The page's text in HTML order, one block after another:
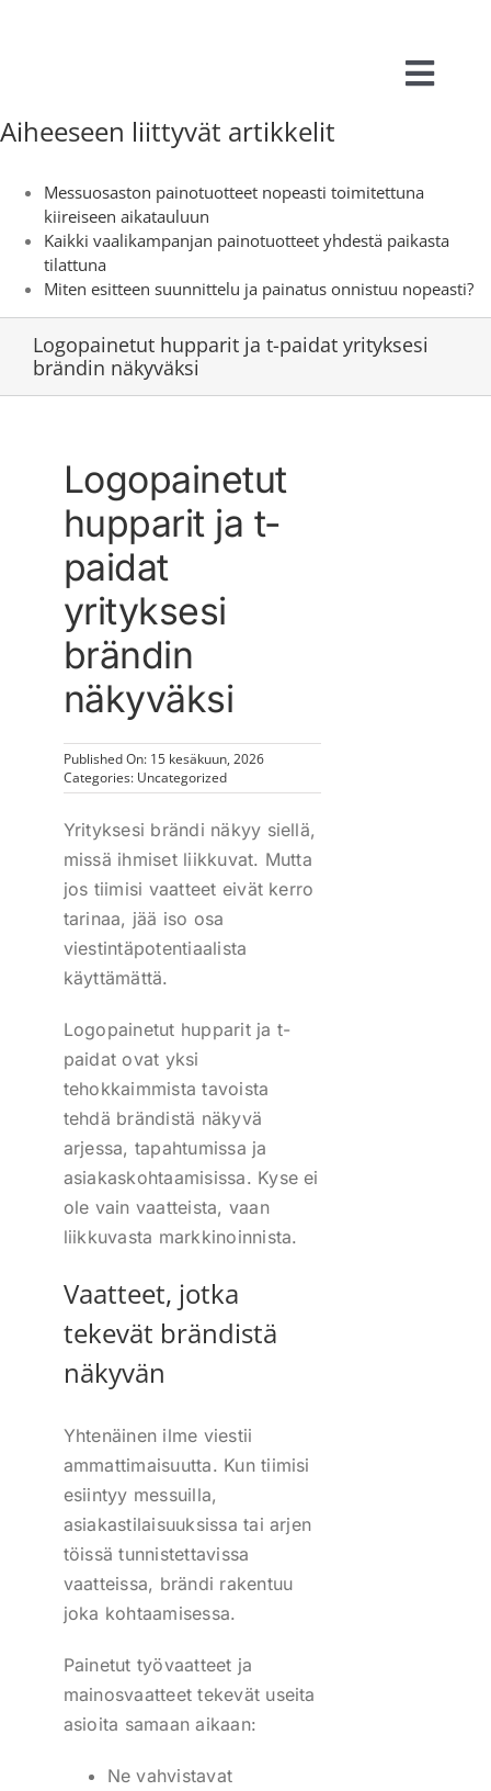
TUOTTEET
AINEISTO-
Aiheeseen liittyvät artikkelit
Messuosaston painotuotteet nopeasti toimitettuna
kiireiseen aikatauluun
Kaikki vaalikampanjan painotuotteet yhdestä paikasta
tilattuna
Miten esitteen suunnittelu ja painatus onnistuu nopeasti?
Logopainetut hupparit ja t-paidat yrityksesi
brändin näkyväksi
Logopainetut
hupparit ja t-
paidat
yrityksesi
brändin
näkyväksi
Published On: 15 kesäkuun, 2026
Categories: Uncategorized
Yrityksesi brändi näkyy siellä,
missä ihmiset liikkuvat. Mutta
jos tiimisi vaatteet eivät kerro
tarinaa, jää iso osa
viestintäpotentiaalista
käyttämättä.
Logopainetut hupparit ja t-
paidat ovat yksi
tehokkaimmista tavoista
tehdä brändistä näkyvä
arjessa, tapahtumissa ja
asiakaskohtaamisissa. Kyse ei
ole vain vaatteista, vaan
liikkuvasta markkinoinnista.
Vaatteet, jotka
tekevät brändistä
näkyvän
Yhtenäinen ilme viestii
ammattimaisuutta. Kun tiimisi
esiintyy messuilla,
asiakastilaisuuksissa tai arjen
töissä tunnistettavissa
vaatteissa, brändi rakentuu
joka kohtaamisessa.
Painetut työvaatteet ja
mainosvaatteet tekevät useita
asioita samaan aikaan:
Ne vahvistavat